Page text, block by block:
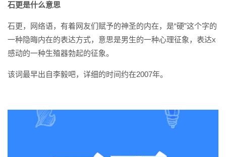
起的征象。该词最早出自...
石更是什么意思
石更，网络语，有着网友们赋予的神圣的内在，是“硬”这个字的
一种隐晦内在的表达方式，意思是男生的一种心理征象，表达x
感动的一种生殖器勃起的征象。
该词最早出自李毅吧，详细的时间约在2007年。